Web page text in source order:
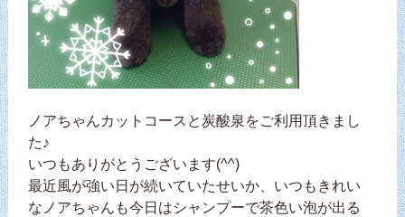
ノアちゃんカットコースと炭酸泉をご利用頂きまし
た♪
いつもありがとうございます(^^)
最近風が強い日が続いていたせいか、いつもきれい
なノアちゃんも今日はシャンプーで茶色い泡が出る